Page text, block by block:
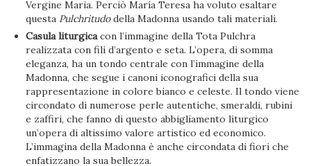
Vergine Maria. Perciò María Teresa ha voluto esaltare
questa Pulchritudodella Madonna usando tali materiali.
Casula liturgicacon l’immagine della Tota Pulchra
realizzata con fili d’argento e seta. L’opera, di somma
eleganza, ha un tondo centrale con l’immagine della
Madonna, che segue i canoni iconografici della sua
rappresentazione in colore bianco e celeste. Il tondo viene
circondato di numerose perle autentiche, smeraldi, rubini
e zaffiri, che fanno di questo abbigliamento liturgico
un’opera di altissimo valore artistico ed economico.
L’immagina della Madonna è anche circondata di fiori che
enfatizzano la sua bellezza.